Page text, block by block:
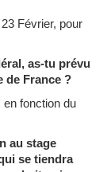
Février, pour
as-tu prévu
de France ?
en fonction du
au stage
se tiendra